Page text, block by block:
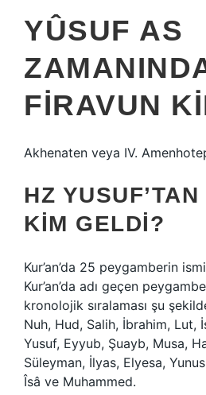
YÛSUF AS
FIRAVUN
Akhenaten veya IV.
HZ
KIM GELDI?
Kur’an’da 25 peygamberin
Kur’an’da adı geçen
kronolojik sıralaması şu
Nuh, Hud, Salih, İbrahim, Lut,
Yusuf, Eyyub, Şuayb, Musa,
Süleyman, İlyas, Elyesa,
Îsâ ve Muhammed.